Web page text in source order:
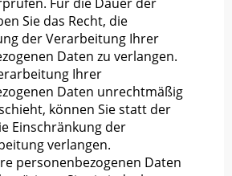
Sie das Recht, die
der Verarbeitung Ihrer
Daten zu verlangen.
Ihrer
Daten unrechtmäßig
können Sie statt der
Einschränkung der
verlangen.
personenbezogenen Daten